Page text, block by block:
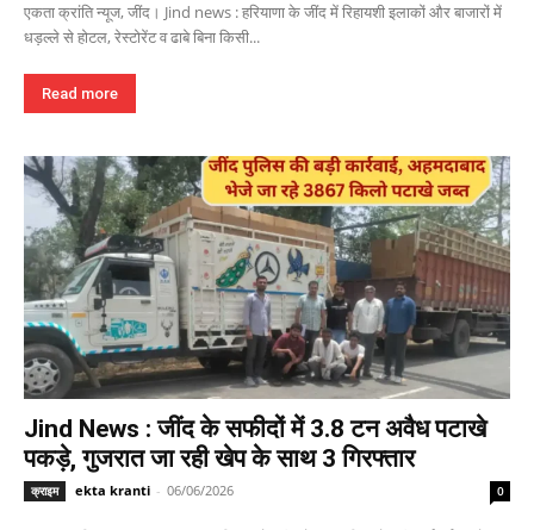
एकता क्रांति न्यूज, जींद। Jind news : हरियाणा के जींद में रिहायशी इलाकों और बाजारों में
धड़ल्ले से होटल, रेस्टोरेंट व ढाबे बिना किसी...
Read more
Jind News : जींद के सफीदों में 3.8 टन अवैध पटाखे
पकड़े, गुजरात जा रही खेप के साथ 3 गिरफ्तार
क्राइम ekta kranti - 06/06/2026 0